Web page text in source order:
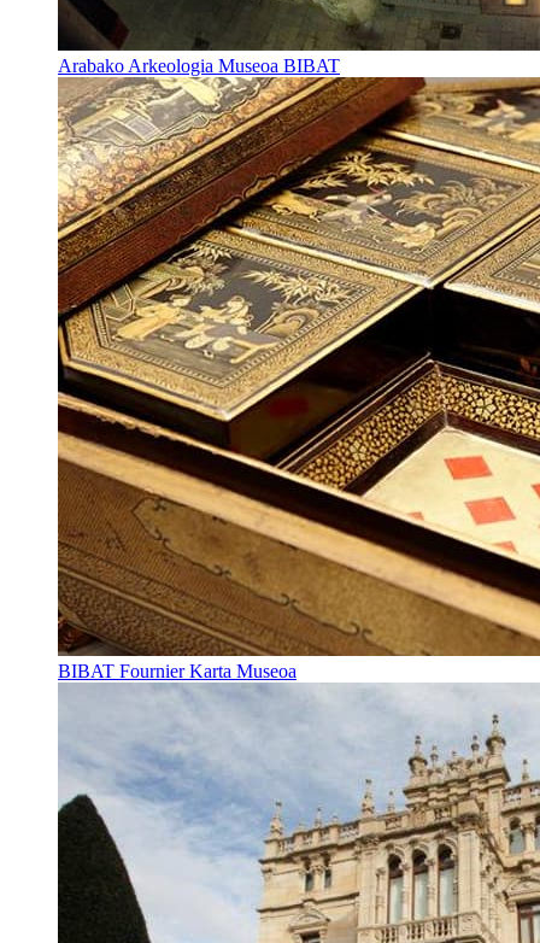
Arabako Arkeologia Museoa BIBAT
BIBAT Fournier Karta Museoa